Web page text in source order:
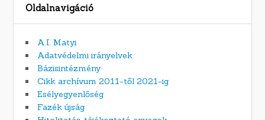
Oldalnavigáció
A.I. Matyi
Adatvédelmi irányelvek
Bázisintézmény
Cikk archívum 2011-től 2021-ig
Esélyegyenlőség
Fazék újság